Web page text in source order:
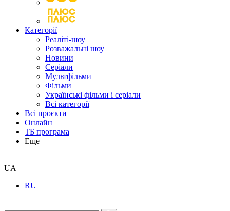
Категорії
Реаліті-шоу
Розважальні шоу
Новини
Серіали
Мультфільми
Фільми
Українські фільми і серіали
Всі категорії
Всі проєкти
Онлайн
ТБ програма
Еще
UA
RU